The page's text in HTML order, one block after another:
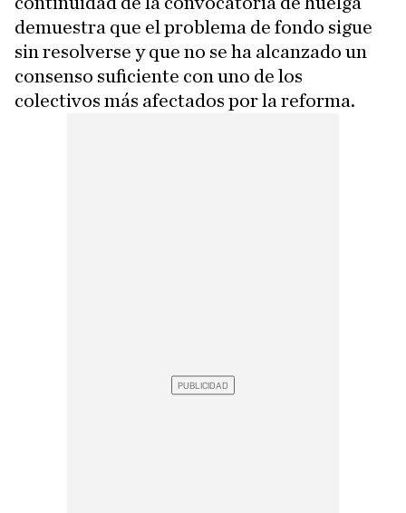
demuestra que el problema de fondo sigue
sin resolverse y que no se ha alcanzado un
consenso suficiente con uno de los
colectivos más afectados por la reforma.